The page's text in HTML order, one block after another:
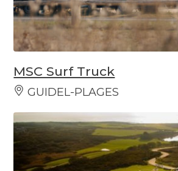
MSC Surf Truck
GUIDEL-PLAGES